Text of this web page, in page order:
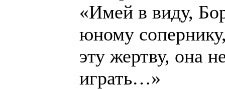
«Имей в виду,
юному
эту жертву, она
играть…»